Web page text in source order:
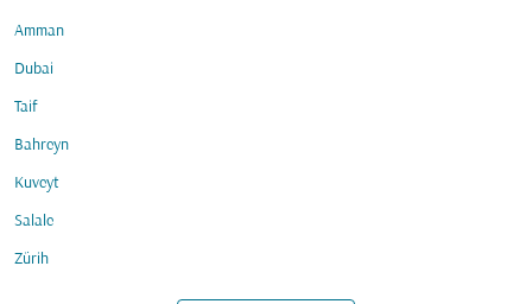
Amman
Dubai
Taif
Bahreyn
Kuveyt
Salale
Zürih